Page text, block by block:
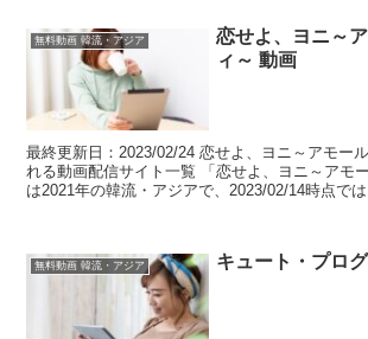
無料動画 韓流・アジア
恋せよ、ヨニ～
ィ～ 動画
最終更新日：2023/02/24 恋せよ、ヨニ～アモー
れる動画配信サイト一覧 「恋せよ、ヨニ～アモ
は2021年の韓流・アジアで、2023/02/14時点で
無料動画 韓流・アジア キュート・プロ